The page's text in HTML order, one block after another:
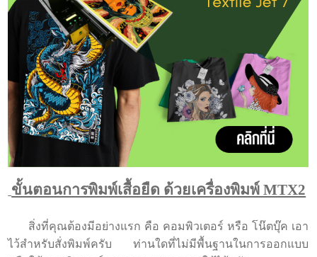
ขั้นตอนการพิมพ์เสื้อยืด ด้วยเครื่องพิมพ์ MTX2
สิ่งที่คุณต้องมีอย่างแรก คือ คอมพิวเตอร์ หรือ โน๊ตบุ๊ค เอา
ไว้สำหรับสั่งพิมพ์ครับท่านใดที่ไม่มีพื้นฐานในการออกแบบ